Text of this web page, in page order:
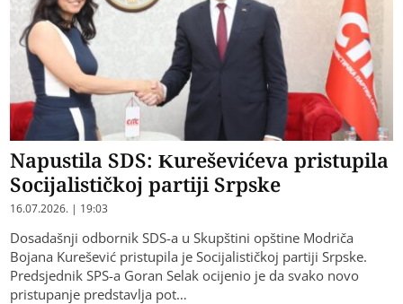
Napustila SDS: Kureševićeva pristupila
Socijalističkoj partiji Srpske
16.07.2026. | 19:03
Dosadašnji odbornik SDS-a u Skupštini opštine Modriča
Bojana Kurešević pristupila je Socijalističkoj partiji Srpske.
Predsjednik SPS-a Goran Selak ocijenio je da svako novo
pristupanje predstavlja pot…